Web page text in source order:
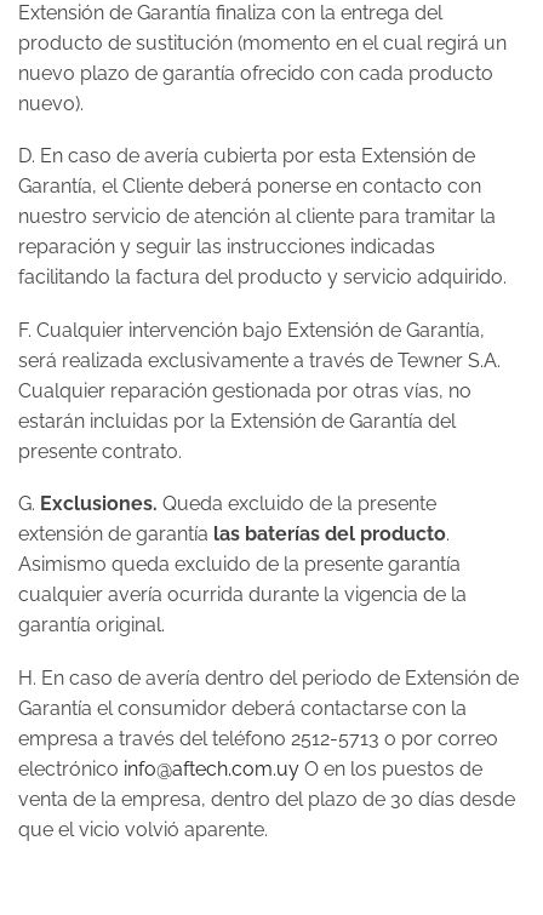
Extensión de Garantía finaliza con la entrega del
producto de sustitución (momento en el cual regirá un
nuevo plazo de garantía ofrecido con cada producto
nuevo).
D. En caso de avería cubierta por esta Extensión de
Garantía, el Cliente deberá ponerse en contacto con
nuestro servicio de atención al cliente para tramitar la
reparación y seguir las instrucciones indicadas
facilitando la factura del producto y servicio adquirido.
F. Cualquier intervención bajo Extensión de Garantía,
será realizada exclusivamente a través de Tewner S.A.
Cualquier reparación gestionada por otras vías, no
estarán incluidas por la Extensión de Garantía del
presente contrato.
G. Exclusiones. Queda excluido de la presente
extensión de garantía las baterías del producto.
Asimismo queda excluido de la presente garantía
cualquier avería ocurrida durante la vigencia de la
garantía original.
H. En caso de avería dentro del periodo de Extensión de
Garantía el consumidor deberá contactarse con la
empresa a través del teléfono 2512-5713 o por correo
electrónico info@aftech.com.uy O en los puestos de
venta de la empresa, dentro del plazo de 30 días desde
que el vicio volvió aparente.